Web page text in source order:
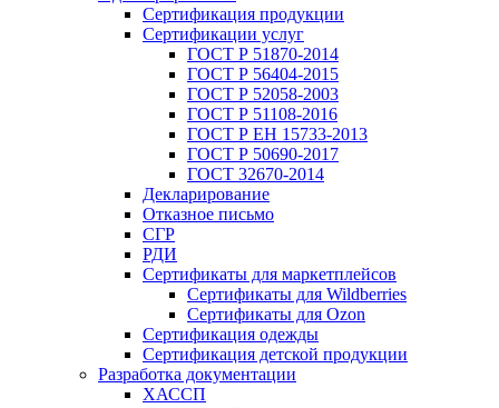
Сертификация продукции
Сертификации услуг
ГОСТ Р 51870-2014
ГОСТ Р 56404-2015
ГОСТ Р 52058-2003
ГОСТ Р 51108-2016
ГОСТ Р ЕН 15733-2013
ГОСТ Р 50690-2017
ГОСТ 32670-2014
Декларирование
Отказное письмо
СГР
РДИ
Сертификаты для маркетплейсов
Сертификаты для Wildberries
Сертификаты для Ozon
Сертификация одежды
Сертификация детской продукции
Разработка документации
ХАССП